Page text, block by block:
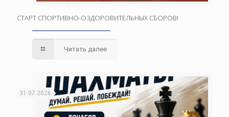
СТАРТ СПОРТИВНО-ОЗДОРОВИТЕЛЬНЫХ СБОРОВ!
Читать далее
31.07.2026